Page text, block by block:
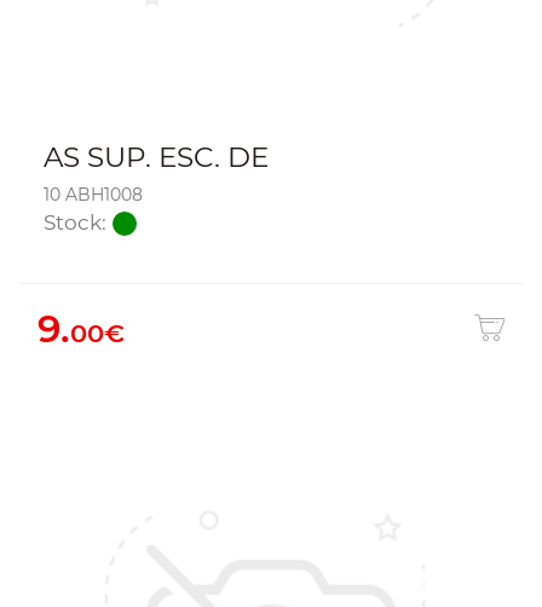
AS SUP. ESC. DE
10 ABH1008
Stock:
9.00€